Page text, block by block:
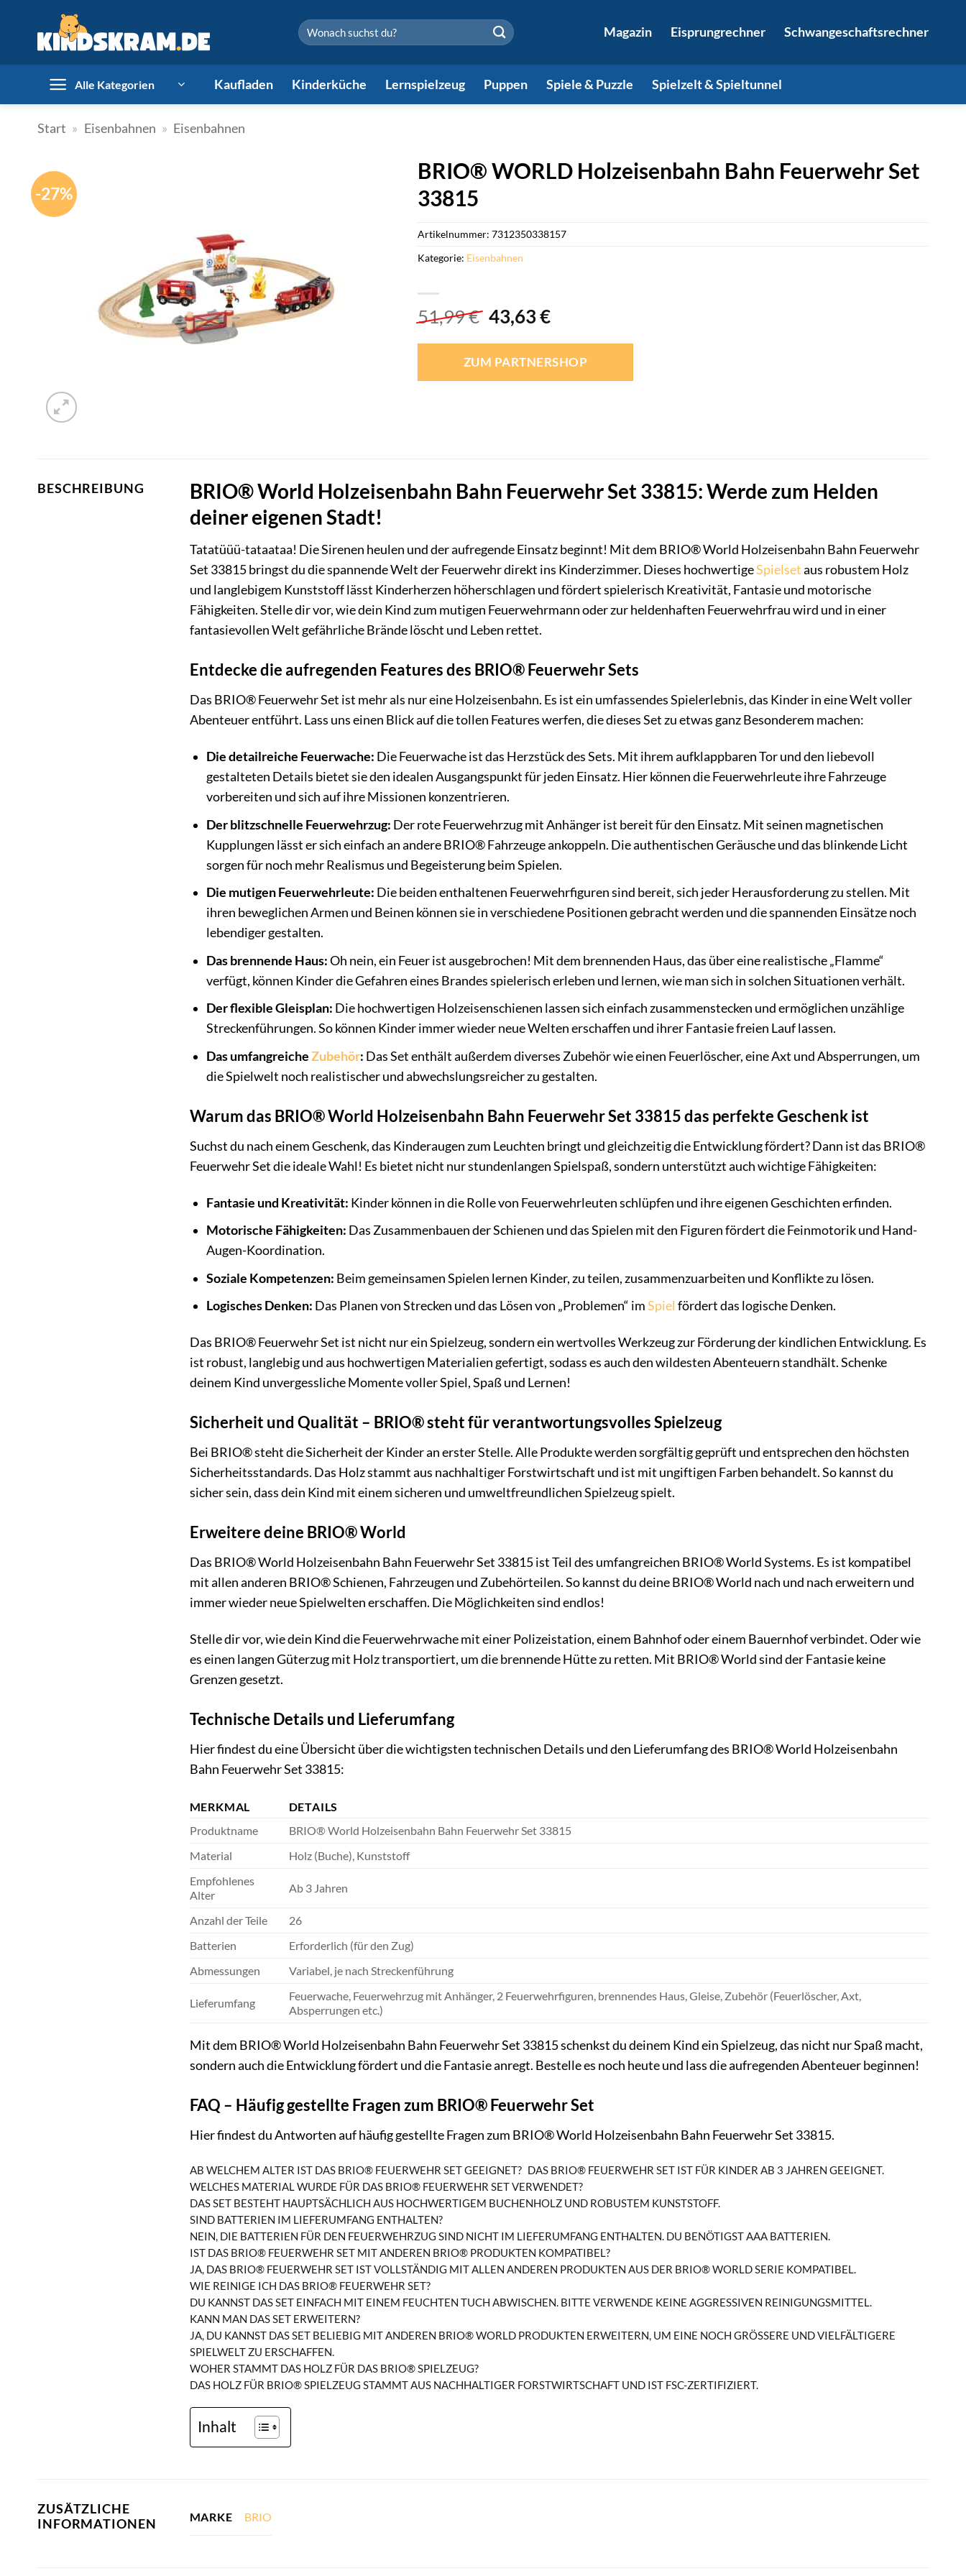
springen
Suchen
nach:
Magazin Eisprungrechner Schwangeschaftsrechner
Alle Kategorien Kaufladen Kinderküche Lernspielzeug Puppen Spiele & Puzzle Spielzelt & Spieltunnel
Start » Eisenbahnen » Eisenbahnen
-27%
BRIO® WORLD Holzeisenbahn Bahn Feuerwehr Set
33815
51,99€ Ursprünglicher
war:
51,99 €
43,63€Aktueller
ist:
43,63 €.
ZUM PARTNERSHOP
Artikelnummer:7312350338157
Kategorie: Eisenbahnen
BESCHREIBUNG
BRIO® World Holzeisenbahn Bahn Feuerwehr Set 33815: Werde zum Helden
deiner eigenen Stadt!
Tatatüüü-tataataa! Die Sirenen heulen und der aufregende Einsatz beginnt! Mit dem BRIO® World Holzeisenbahn Bahn Feuerwehr
Set 33815 bringst du die spannende Welt der Feuerwehr direkt ins Kinderzimmer. Dieses hochwertigeSpielsetaus robustem Holz
und langlebigem Kunststoff lässt Kinderherzen höherschlagen und fördert spielerisch Kreativität, Fantasie und motorische
Fähigkeiten. Stelle dir vor, wie dein Kind zum mutigen Feuerwehrmann oder zur heldenhaften Feuerwehrfrau wird und in einer
fantasievollen Welt gefährliche Brände löscht und Leben rettet.
Entdecke die aufregenden Features des BRIO® Feuerwehr Sets
Das BRIO® Feuerwehr Set ist mehr als nur eine Holzeisenbahn. Es ist ein umfassendes Spielerlebnis, das Kinder in eine Welt voller
Abenteuer entführt. Lass uns einen Blick auf die tollen Features werfen, die dieses Set zu etwas ganz Besonderem machen:
Die detailreiche Feuerwache: Die Feuerwache ist das Herzstück des Sets. Mit ihrem aufklappbaren Tor und den liebevoll
gestalteten Details bietet sie den idealen Ausgangspunkt für jeden Einsatz. Hier können die Feuerwehrleute ihre Fahrzeuge
vorbereiten und sich auf ihre Missionen konzentrieren.
Der blitzschnelle Feuerwehrzug: Der rote Feuerwehrzug mit Anhänger ist bereit für den Einsatz. Mit seinen magnetischen
Kupplungen lässt er sich einfach an andere BRIO® Fahrzeuge ankoppeln. Die authentischen Geräusche und das blinkende Licht
sorgen für noch mehr Realismus und Begeisterung beim Spielen.
Die mutigen Feuerwehrleute: Die beiden enthaltenen Feuerwehrfiguren sind bereit, sich jeder Herausforderung zu stellen. Mit
ihren beweglichen Armen und Beinen können sie in verschiedene Positionen gebracht werden und die spannenden Einsätze noch
lebendiger gestalten.
Das brennende Haus:Oh nein, ein Feuer ist ausgebrochen! Mit dem brennenden Haus, das über eine realistische „Flamme“
verfügt, können Kinder die Gefahren eines Brandes spielerisch erleben und lernen, wie man sich in solchen Situationen verhält.
Der flexible Gleisplan: Die hochwertigen Holzeisenschienen lassen sich einfach zusammenstecken und ermöglichen unzählige
Streckenführungen. So können Kinder immer wieder neue Welten erschaffen und ihrer Fantasie freien Lauf lassen.
Das umfangreicheZubehör: Das Set enthält außerdem diverses Zubehör wie einen Feuerlöscher, eine Axt und Absperrungen, um
die Spielwelt noch realistischer und abwechslungsreicher zu gestalten.
Warum das BRIO® World Holzeisenbahn Bahn Feuerwehr Set 33815 das perfekte Geschenk ist
Suchst du nach einem Geschenk, das Kinderaugen zum Leuchten bringt und gleichzeitig die Entwicklung fördert? Dann ist das BRIO®
Feuerwehr Set die ideale Wahl! Es bietet nicht nur stundenlangen Spielspaß, sondern unterstützt auch wichtige Fähigkeiten:
Fantasie und Kreativität: Kinder können in die Rolle von Feuerwehrleuten schlüpfen und ihre eigenen Geschichten erfinden.
Motorische Fähigkeiten: Das Zusammenbauen der Schienen und das Spielen mit den Figuren fördert die Feinmotorik und Hand-
Augen-Koordination.
Soziale Kompetenzen: Beim gemeinsamen Spielen lernen Kinder, zu teilen, zusammenzuarbeiten und Konflikte zu lösen.
Logisches Denken: Das Planen von Strecken und das Lösen von „Problemen“ imSpiel fördert das logische Denken.
Das BRIO® Feuerwehr Set ist nicht nur ein Spielzeug, sondern ein wertvolles Werkzeug zur Förderung der kindlichen Entwicklung. Es
ist robust, langlebig und aus hochwertigen Materialien gefertigt, sodass es auch den wildesten Abenteuern standhält. Schenke
deinem Kind unvergessliche Momente voller Spiel, Spaß und Lernen!
Sicherheit und Qualität – BRIO® steht für verantwortungsvolles Spielzeug
Bei BRIO® steht die Sicherheit der Kinder an erster Stelle. Alle Produkte werden sorgfältig geprüft und entsprechen den höchsten
Sicherheitsstandards. Das Holz stammt aus nachhaltiger Forstwirtschaft und ist mit ungiftigen Farben behandelt. So kannst du
sicher sein, dass dein Kind mit einem sicheren und umweltfreundlichen Spielzeug spielt.
Erweitere deine BRIO® World
Das BRIO® World Holzeisenbahn Bahn Feuerwehr Set 33815 ist Teil des umfangreichen BRIO® World Systems. Es ist kompatibel
mit allen anderen BRIO® Schienen, Fahrzeugen und Zubehörteilen. So kannst du deine BRIO® World nach und nach erweitern und
immer wieder neue Spielwelten erschaffen. Die Möglichkeiten sind endlos!
Stelle dir vor, wie dein Kind die Feuerwehrwache mit einer Polizeistation, einem Bahnhof oder einem Bauernhof verbindet. Oder wie
es einen langen Güterzug mit Holz transportiert, um die brennende Hütte zu retten. Mit BRIO® World sind der Fantasie keine
Grenzen gesetzt.
Technische Details und Lieferumfang
Hier findest du eine Übersicht über die wichtigsten technischen Details und den Lieferumfang des BRIO® World Holzeisenbahn
Bahn Feuerwehr Set 33815:
MERKMAL
DETAILS
Produktname
BRIO® World Holzeisenbahn Bahn Feuerwehr Set 33815
Material
Holz (Buche), Kunststoff
Empfohlenes
Alter
Ab 3 Jahren
Anzahl der Teile
26
Batterien
Erforderlich (für den Zug)
Abmessungen
Variabel, je nach Streckenführung
Lieferumfang
Feuerwache, Feuerwehrzug mit Anhänger, 2 Feuerwehrfiguren, brennendes Haus, Gleise, Zubehör (Feuerlöscher, Axt,
Absperrungen etc.)
Mit dem BRIO® World Holzeisenbahn Bahn Feuerwehr Set 33815 schenkst du deinem Kind ein Spielzeug, das nicht nur Spaß macht,
sondern auch die Entwicklung fördert und die Fantasie anregt. Bestelle es noch heute und lass die aufregenden Abenteuer beginnen!
FAQ – Häufig gestellte Fragen zum BRIO® Feuerwehr Set
Hier findest du Antworten auf häufig gestellte Fragen zum BRIO® World Holzeisenbahn Bahn Feuerwehr Set 33815.
AB WELCHEM ALTER IST DAS BRIO® FEUERWEHR SET GEEIGNET? DAS BRIO® FEUERWEHR SET IST FÜR KINDER AB 3 JAHREN GEEIGNET.
WELCHES MATERIAL WURDE FÜR DAS BRIO® FEUERWEHR SET VERWENDET?
DAS SET BESTEHT HAUPTSÄCHLICH AUS HOCHWERTIGEM BUCHENHOLZ UND ROBUSTEM KUNSTSTOFF.
SIND BATTERIEN IM LIEFERUMFANG ENTHALTEN?
NEIN, DIE BATTERIEN FÜR DEN FEUERWEHRZUG SIND NICHT IM LIEFERUMFANG ENTHALTEN. DU BENÖTIGST AAA BATTERIEN.
IST DAS BRIO® FEUERWEHR SET MIT ANDEREN BRIO® PRODUKTEN KOMPATIBEL?
JA, DAS BRIO® FEUERWEHR SET IST VOLLSTÄNDIG MIT ALLEN ANDEREN PRODUKTEN AUS DER BRIO® WORLD SERIE KOMPATIBEL.
WIE REINIGE ICH DAS BRIO® FEUERWEHR SET?
DU KANNST DAS SET EINFACH MIT EINEM FEUCHTEN TUCH ABWISCHEN. BITTE VERWENDE KEINE AGGRESSIVEN REINIGUNGSMITTEL.
KANN MAN DAS SET ERWEITERN?
JA, DU KANNST DAS SET BELIEBIG MIT ANDEREN BRIO® WORLD PRODUKTEN ERWEITERN, UM EINE NOCH GRÖSSERE UND VIELFÄLTIGERE S
PIELWELT ZU ERSCHAFFEN.
WOHER STAMMT DAS HOLZ FÜR DAS BRIO® SPIELZEUG?
DAS HOLZ FÜR BRIO® SPIELZEUG STAMMT AUS NACHHALTIGER FORSTWIRTSCHAFT UND IST FSC-ZERTIFIZIERT.
Inhalt
ZUSÄTZLICHE
INFORMATIONEN
MARKE BRIO